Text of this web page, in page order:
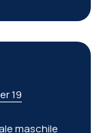
19
maschile